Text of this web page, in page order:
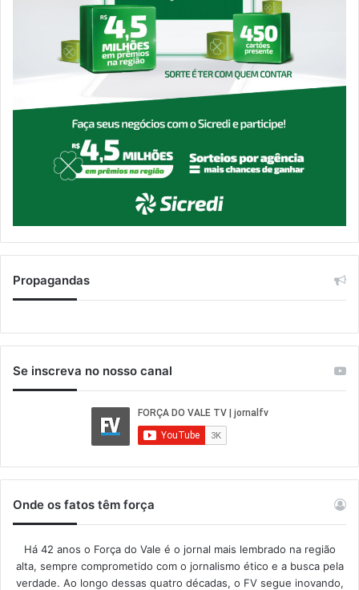
Propagandas
Se inscreva no nosso canal
Onde os fatos têm força
Há 42 anos o Força do Vale é o jornal mais lembrado na região
alta, sempre comprometido com o jornalismo ético e a busca pela
verdade. Ao longo dessas quatro décadas, o FV segue inovando,